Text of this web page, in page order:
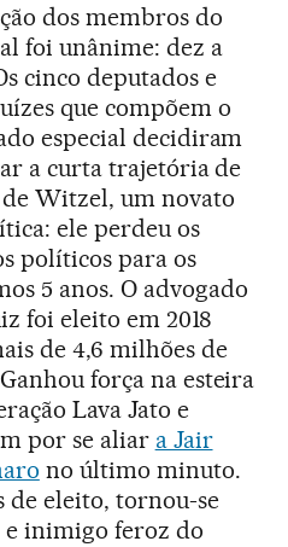
dos membros do
foi unânime: dez a
cinco deputados e
que compõem o
especial decidiram
a curta trajetória de
Witzel, um novato
ele perdeu os
políticos para os
5 anos. O advogado
foi eleito em 2018
de 4,6 milhões de
força na esteira
Lava Jato e
por se aliar a Jair
no último minuto.
de eleito, tornou-se
inimigo feroz do